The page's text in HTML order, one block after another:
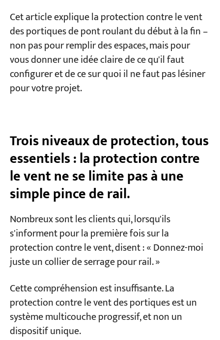
simple et la plus efficace
Dispositif d'ancrage : la véritable méthode
pour bloquer la grue pendant les typhons
Câbles éoliens : « Amarrez votre grue avec
quatre cordes »
Dimension 1 : Où est installée votre grue ?
Dimension 2 : À quelle fréquence la grue se
déplace-t-elle quotidiennement ?
Dimension 3 : Quelle est votre structure
budgétaire ?
Trois niveaux de configuration recommandés
Trois échecs réels de la sélection naturelle
que nous avons observés
uniquement des pinces de rail manuelles
Échec n° 2 : Magnifiques fosses d’ancrage,
jamais utilisées
Cet article explique la protection contre le vent
des portiques de pont roulant du début à la fin –
non pas pour remplir des espaces, mais pour
vous donner une idée claire de ce qu'il faut
configurer et de ce sur quoi il ne faut pas lésiner
pour votre projet.
Trois niveaux de protection, tous
essentiels : la protection contre
le vent ne se limite pas à une
simple pince de rail.
Nombreux sont les clients qui, lorsqu'ils
s'informent pour la première fois sur la
protection contre le vent, disent : « Donnez-moi
juste un collier de serrage pour rail. »
Cette compréhension est insuffisante. La
protection contre le vent des portiques est un
système multicouche progressif, et non un
dispositif unique.